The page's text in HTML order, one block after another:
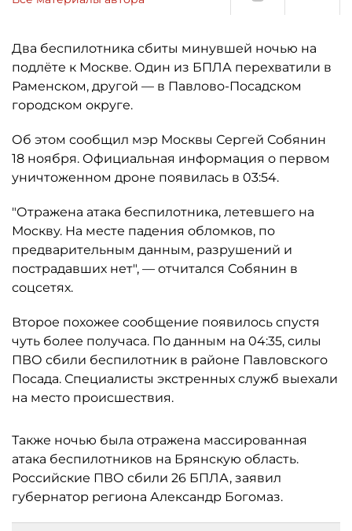
Два беспилотника сбиты минувшей ночью на
подлёте к Москве. Один из БПЛА перехватили в
Раменском, другой — в Павлово-Посадском
городском округе.
Об этом сообщил мэр Москвы Сергей Собянин
18 ноября. Официальная информация о первом
уничтоженном дроне появилась в 03:54.
"Отражена атака беспилотника, летевшего на
Москву. На месте падения обломков, по
предварительным данным, разрушений и
пострадавших нет", — отчитался Собянин в
соцсетях.
Второе похожее сообщение появилось спустя
чуть более получаса. По данным на 04:35, силы
ПВО сбили беспилотник в районе Павловского
Посада. Специалисты экстренных служб выехали
на место происшествия.
Также ночью была отражена массированная
атака беспилотников на Брянскую область.
Российские ПВО сбили 26 БПЛА, заявил
губернатор региона Александр Богомаз.